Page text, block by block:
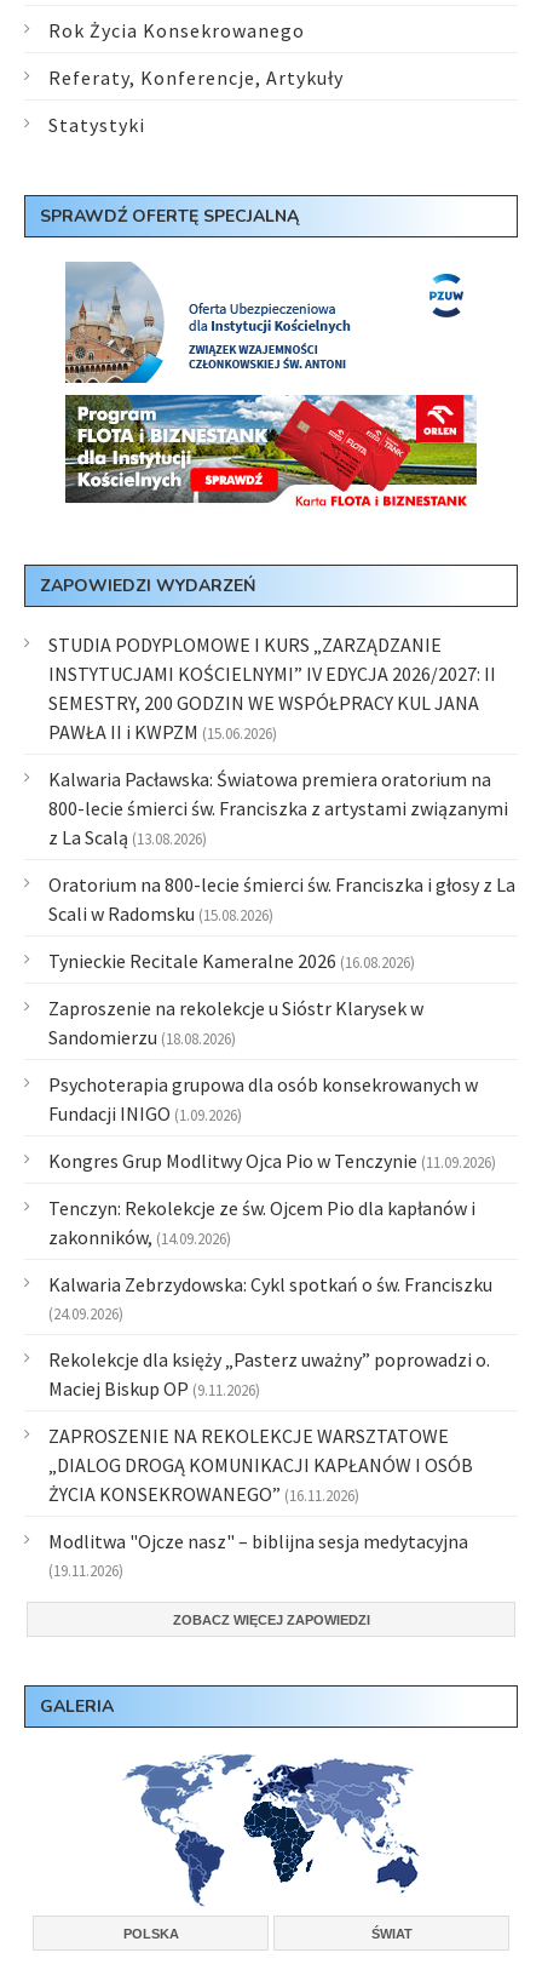
Rok Życia Konsekrowanego
Referaty, Konferencje, Artykuły
Statystyki
SPRAWDŹ OFERTĘ SPECJALNĄ
ZAPOWIEDZI WYDARZEŃ
STUDIA PODYPLOMOWE I KURS „ZARZĄDZANIE
INSTYTUCJAMI KOŚCIELNYMI” IV EDYCJA 2026/2027: II
SEMESTRY, 200 GODZIN WE WSPÓŁPRACY KUL JANA
PAWŁA II i KWPZM (15.06.2026)
Kalwaria Pacławska: Światowa premiera oratorium na
800-lecie śmierci św. Franciszka z artystami związanymi
z La Scalą (13.08.2026)
Oratorium na 800-lecie śmierci św. Franciszka i głosy z La
Scali w Radomsku (15.08.2026)
Tynieckie Recitale Kameralne 2026 (16.08.2026)
Zaproszenie na rekolekcje u Sióstr Klarysek w
Sandomierzu (18.08.2026)
Psychoterapia grupowa dla osób konsekrowanych w
Fundacji INIGO (1.09.2026)
Kongres Grup Modlitwy Ojca Pio w Tenczynie (11.09.2026)
Tenczyn: Rekolekcje ze św. Ojcem Pio dla kapłanów i
zakonników, (14.09.2026)
Kalwaria Zebrzydowska: Cykl spotkań o św. Franciszku
(24.09.2026)
Rekolekcje dla księży „Pasterz uważny” poprowadzi o.
Maciej Biskup OP (9.11.2026)
ZAPROSZENIE NA REKOLEKCJE WARSZTATOWE
„DIALOG DROGĄ KOMUNIKACJI KAPŁANÓW I OSÓB
ŻYCIA KONSEKROWANEGO” (16.11.2026)
Modlitwa "Ojcze nasz" – biblijna sesja medytacyjna
(19.11.2026)
ZOBACZ WIĘCEJ ZAPOWIEDZI
GALERIA
POLSKA ŚWIAT